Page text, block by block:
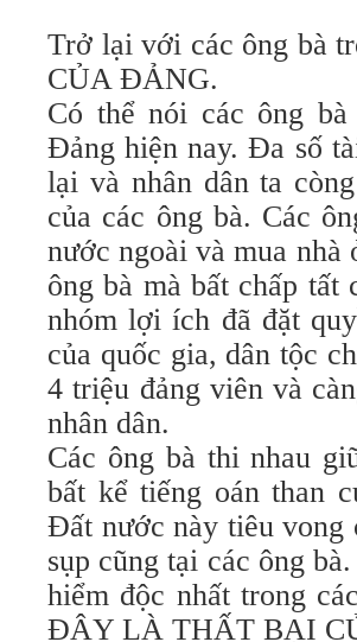
Trở lại với các ông bà
CỦA ĐẢNG.
Có thể nói các ông
Đảng hiện nay. Đa số
lại và nhân dân ta
của các ông bà. Các
nước ngoài và mua
ông bà mà bất chấp tất
nhóm lợi ích đã đặt
của quốc gia, dân tộc
4 triệu đảng viên và
nhân dân.
Các ông bà thi nhau
bất kể tiếng oán than
Đất nước này tiêu vong
sụp cũng tại các ông
hiểm độc nhất trong
ĐÂY LÀ THẤT BẠI